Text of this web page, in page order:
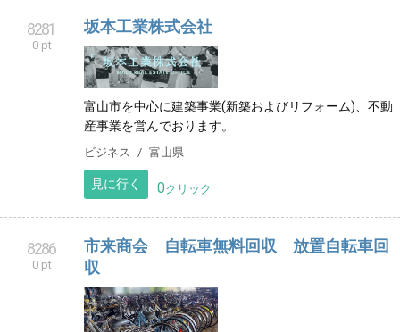
8281
0 pt
坂本工業株式会社
富山市を中心に建築事業(新築およびリフォーム)、不動
産事業を営んでおります。
ビジネス 富山県
見に行く 0クリック
8286
0 pt
市来商会 自転車無料回収 放置自転車回
収